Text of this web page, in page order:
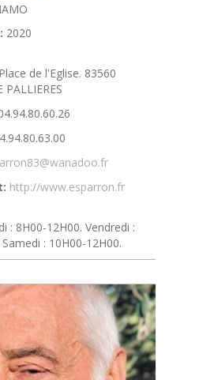
2020
de l'Eglise. 83560
PALLIERES
http://www.esparron.fr
: 8H00-12H00. Vendredi :
: 10H00-12H00.